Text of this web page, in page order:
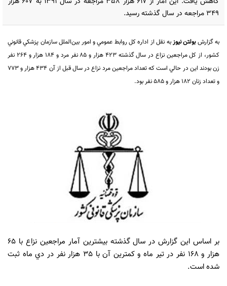
349 مراجعه در سال گذشته رسيد.
به گزارشبولتن نیوزبه نقل از اداره كل روابط عمومي و امور بين‌الملل سازمان پزشكي قانوني
كشور، از كل مراجعين نزاع در سال گذشته 423 هزار و 85 نفر مرد و 184 هزار و 264 نفر
زن بودند اين در حالي است كه تعداد مراجعين مرد نزاع در سال قبل از آن 434 هزار و 773
و تعداد زنان 182 هزار و 585 نفر بود.
بر اساس اين گزارش در سال گذشته بيشترين آمار مراجعين نزاع با 65
هزار و 168 نفر در تير ماه و كمترين آن با 35 هزار نفر در دي ماه ثبت
شده است.